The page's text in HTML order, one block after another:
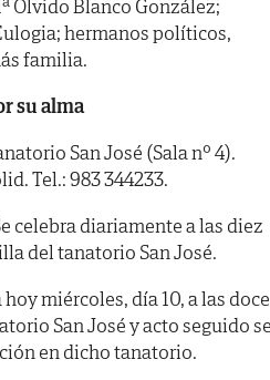
Olvido Blanco González;
hermanos políticos,
familia.
su alma
San José (Sala nº 4).
Tel.: 983 344233.
celebra diariamente a las diez
del tanatorio San José.
miércoles, día 10, a las doce
San José y acto seguido
en dicho tanatorio.